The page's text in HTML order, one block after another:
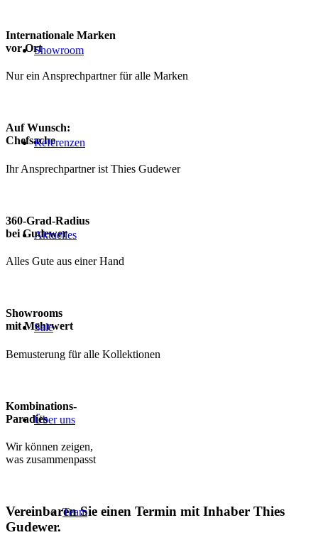
Showroom
Referenzen
Aktuelles
Sale
Über uns
Team
Internationale Marken
vor Ort
Nur ein Ansprechpart­ner für alle Marken
Auf Wunsch:
Chefsache
Ihr Ansprechpartner ist Thies Gudewer
360-Grad-Radius
bei Gudewer
Alles Gute aus einer Hand
Showrooms
mit Mehrwert
Bemusterung für alle Kollektionen
Kombinations-
Paradies
Wir können zeigen,
was zusammenpasst
Vereinbaren Sie einen Termin mit Inhaber Thies
Gudewer.